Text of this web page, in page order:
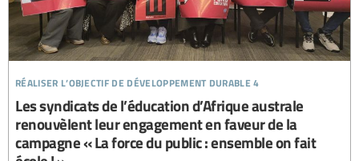
réaliser l’objectif de développement durable 4
Les syndicats de l’éducation d’Afrique australe
renouvèlent leur engagement en faveur de la
campagne « La force du public : ensemble on fait